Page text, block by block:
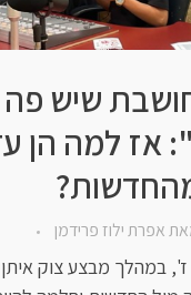
שיש פה
אז למה הן
אפרת ילוז פרידמן